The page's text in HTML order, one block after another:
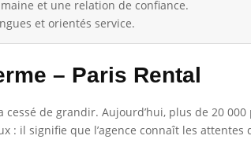
et une relation de confiance.
et orientés service.
– Paris Rental
cessé de grandir. Aujourd’hui, plus de 20
: il signifie que l’agence connaît les